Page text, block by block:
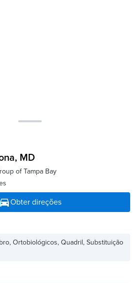
, MD
of Tampa Bay
directions_carObter direções
Ortobiológicos, Quadril, Substituição